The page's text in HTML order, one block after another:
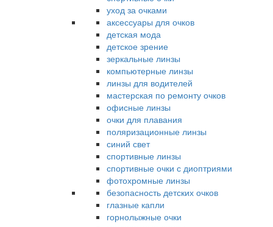
уход за очками
аксессуары для очков
детская мода
детское зрение
зеркальные линзы
компьютерные линзы
линзы для водителей
мастерская по ремонту очков
офисные линзы
очки для плавания
поляризационные линзы
синий свет
спортивные линзы
спортивные очки с диоптриями
фотохромные линзы
безопасность детских очков
глазные капли
горнолыжные очки